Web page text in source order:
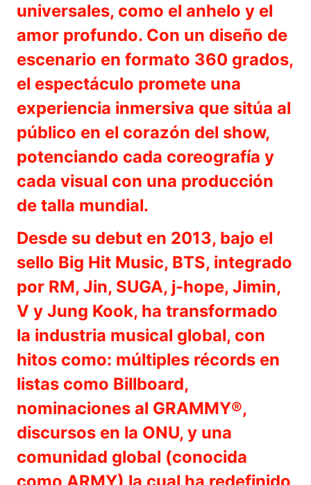
universales, como el anhelo y el
amor profundo. Con un diseño de
escenario en formato 360 grados,
el espectáculo promete una
experiencia inmersiva que sitúa al
público en el corazón del show,
potenciando cada coreografía y
cada visual con una producción
de talla mundial.
Desde su debut en 2013, bajo el
sello Big Hit Music, BTS, integrado
por RM, Jin, SUGA, j-hope, Jimin,
V y Jung Kook, ha transformado
la industria musical global, con
hitos como: múltiples récords en
listas como Billboard,
nominaciones al GRAMMY®,
discursos en la ONU, y una
comunidad global (conocida
como ARMY) la cual ha redefinido